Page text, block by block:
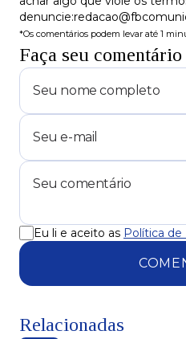
*Os comentários podem levar até 1
Faça seu comentário
Eu li e aceito as Política de
Relacionadas